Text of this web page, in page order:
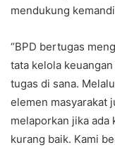
mendukung
“BPD bertugas
tata kelola
tugas di sana.
elemen masyarakat
melaporkan jika ada
kurang baik. Kami